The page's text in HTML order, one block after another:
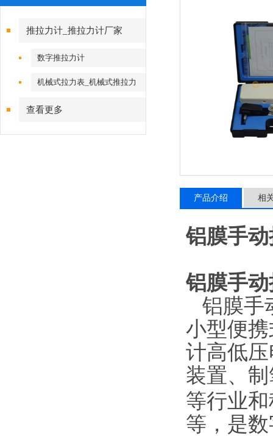
推拉力计_推拉力计厂家
数字推拉力计
机械式拉力表_机械式推拉力
查看更多
产品介绍 相
铝膜手
铝膜手
铝膜手
小型便
计高低
装置、
等行业
等，是